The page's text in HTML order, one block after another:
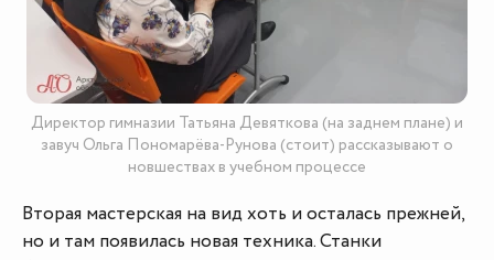
Директор гимназии Татьяна Девяткова (на заднем плане) и
завуч Ольга Пономарёва-Рунова (стоит) рассказывают о
новшествах в учебном процессе
Вторая мастерская на вид хоть и осталась прежней,
но и там появилась новая техника. Станки